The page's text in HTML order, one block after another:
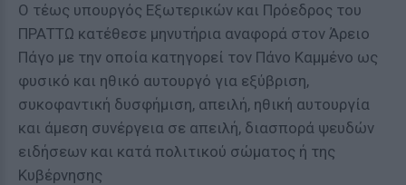
Ο τέως υπουργός Εξωτερικών και Πρόεδρος του
ΠΡΑΤΤΩ κατέθεσε μηνυτήρια αναφορά στον Άρειο
Πάγο με την οποία κατηγορεί τον Πάνο Καμμένο ως
φυσικό και ηθικό αυτουργό για εξύβριση,
συκοφαντική δυσφήμιση, απειλή, ηθική αυτουργία
και άμεση συνέργεια σε απειλή, διασπορά ψευδών
ειδήσεων και κατά πολιτικού σώματος ή της
Κυβέρνησης